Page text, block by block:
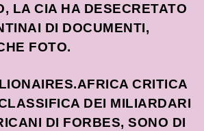
LA CIA HA DESECRETATO
DI DOCUMENTI,
FOTO.
CRITICA
DEI MILIARDARI
DI FORBES, SONO DI